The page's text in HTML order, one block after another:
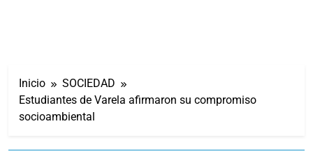
Inicio
SOCIEDAD
Estudiantes de Varela afirmaron su compromiso
socioambiental